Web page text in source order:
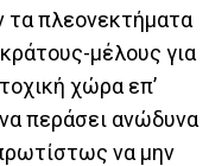
τα πλεονεκτήματα
μέλους για
χώρα επ’
περάσει ανώδυνα
να μην